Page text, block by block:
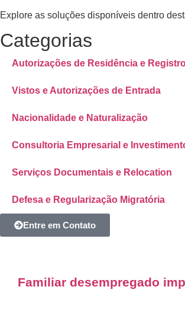
Explore as soluções disponíveis dentro
Categorias
Autorizações de Residência e
Vistos e Autorizações de Entrada
Nacionalidade e Naturalização
Consultoria Empresarial e
Serviços Documentais e Relocation
Defesa e Regularização Migratória
Entre em Contato
Familiar desempregado